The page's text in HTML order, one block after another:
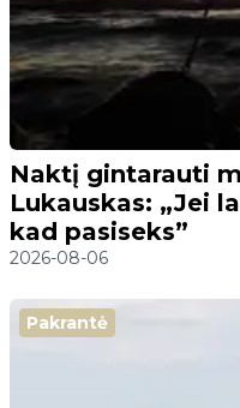
Naktį gintarauti
Lukauskas: „Jei
kad pasiseks”
2026-08-06
Pakrantė